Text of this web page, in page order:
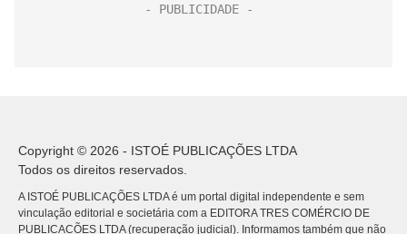
Copyright © 2026 - ISTOÉ PUBLICAÇÕES LTDA
Todos os direitos reservados.
A ISTOÉ PUBLICAÇÕES LTDA é um portal digital independente e sem
vinculação editorial e societária com a EDITORA TRES COMÉRCIO DE
PUBLICACÕES LTDA (recuperação judicial). Informamos também que não